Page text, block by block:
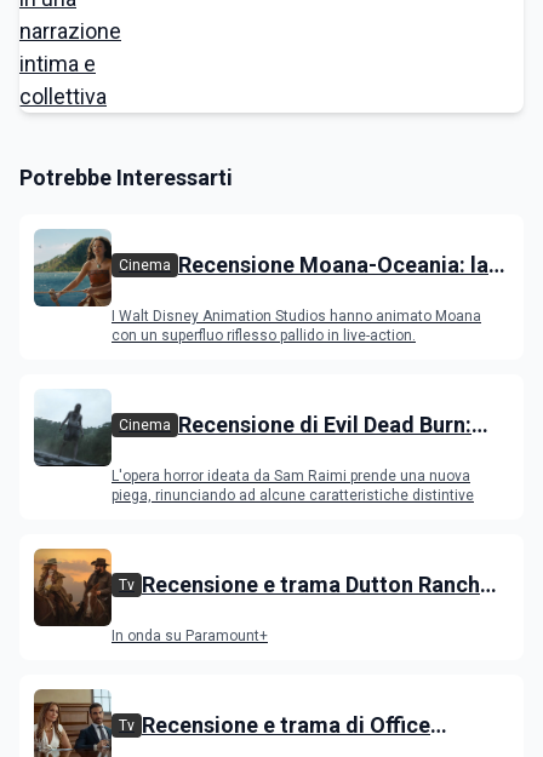
Potrebbe Interessarti
Cinema Recensione Moana-Oceania: la
successo del film
I Walt Disney Animation Studios hanno animato Moana
con un superfluo riflesso pallido in live-action.
Cinema Recensione di Evil Dead Burn:
gioca con il fuoco e si brucia
L'opera horror ideata da Sam Raimi prende una nuova
piega, rinunciando ad alcune caratteristiche distintive
Tv Recensione e trama Dutton Ranch
In onda su Paramount+
Tv Recensione e trama di Office